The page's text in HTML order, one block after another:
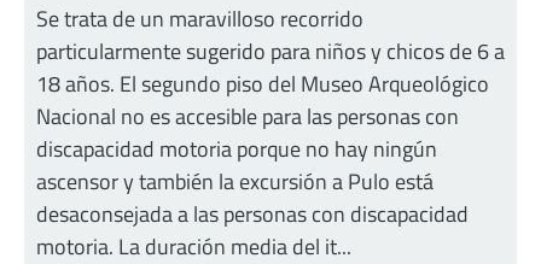
Se trata de un maravilloso recorrido
particularmente sugerido para niños y chicos de 6 a
18 años. El segundo piso del Museo Arqueológico
Nacional no es accesible para las personas con
discapacidad motoria porque no hay ningún
ascensor y también la excursión a Pulo está
desaconsejada a las personas con discapacidad
motoria. La duración media del it...